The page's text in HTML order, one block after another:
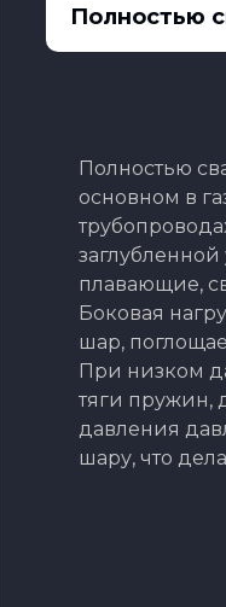
Полностью
Полностью
основном в
плавающие,
Боковая
шар,
При низком
тяги пружин,
давления
шару, что